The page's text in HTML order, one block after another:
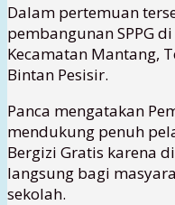
Dalam pertemuan
pembangunan SPPG
Kecamatan Mantang,
Bintan Pesisir.
Panca mengatakan
mendukung penuh
Bergizi Gratis karena
langsung bagi
sekolah.